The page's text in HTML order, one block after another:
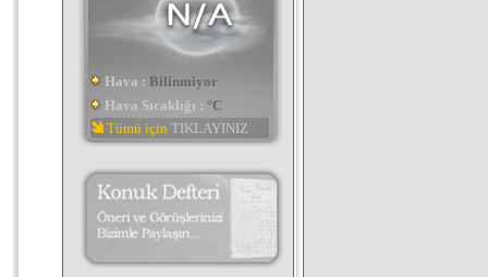
Hava : Bilinmiyor
Hava Sıcaklığı : °C
Tümü için TIKLAYINIZ